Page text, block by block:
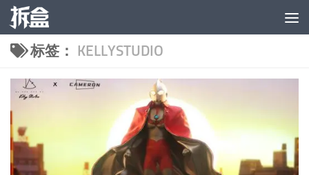
跳至内容
标签： KELLYSTUDIO